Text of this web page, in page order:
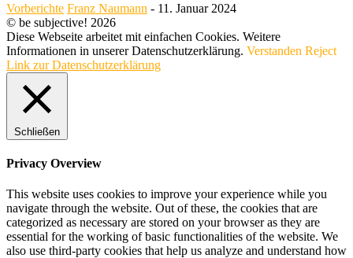
Vorberichte Franz Naumann - 11. Januar 2024
© be subjective! 2026
Diese Webseite arbeitet mit einfachen Cookies. Weitere
Informationen in unserer Datenschutzerklärung. Verstanden Reject
Link zur Datenschutzerklärung
Schließen
Privacy Overview
This website uses cookies to improve your experience while you
navigate through the website. Out of these, the cookies that are
categorized as necessary are stored on your browser as they are
essential for the working of basic functionalities of the website. We
also use third-party cookies that help us analyze and understand how